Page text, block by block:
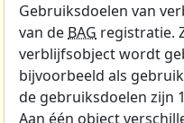
Gebruiksdoelen van
van de BAG registratie.
verblijfsobject wordt
bijvoorbeeld als
de gebruiksdoelen zijn
Aan één object